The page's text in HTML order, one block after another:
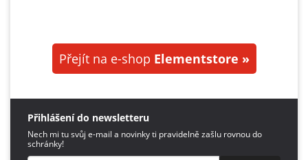
Přejít na e-shop Elementstore »
Přihlášení do newsletteru
Nech mi tu svůj e-mail a novinky ti pravidelně zašlu rovnou do
schránky!